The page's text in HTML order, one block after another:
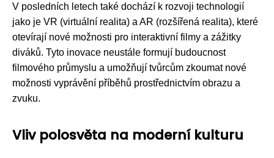
V posledních letech také dochází k rozvoji technologií
jako je VR (virtuální realita) a AR (rozšířená realita), které
otevírají nové možnosti pro interaktivní filmy a zážitky
diváků. Tyto inovace neustále formují budoucnost
filmového průmyslu a umožňují tvůrcům zkoumat nové
možnosti vyprávění příběhů prostřednictvím obrazu a
zvuku.
Vliv polosvěta na moderní kulturu